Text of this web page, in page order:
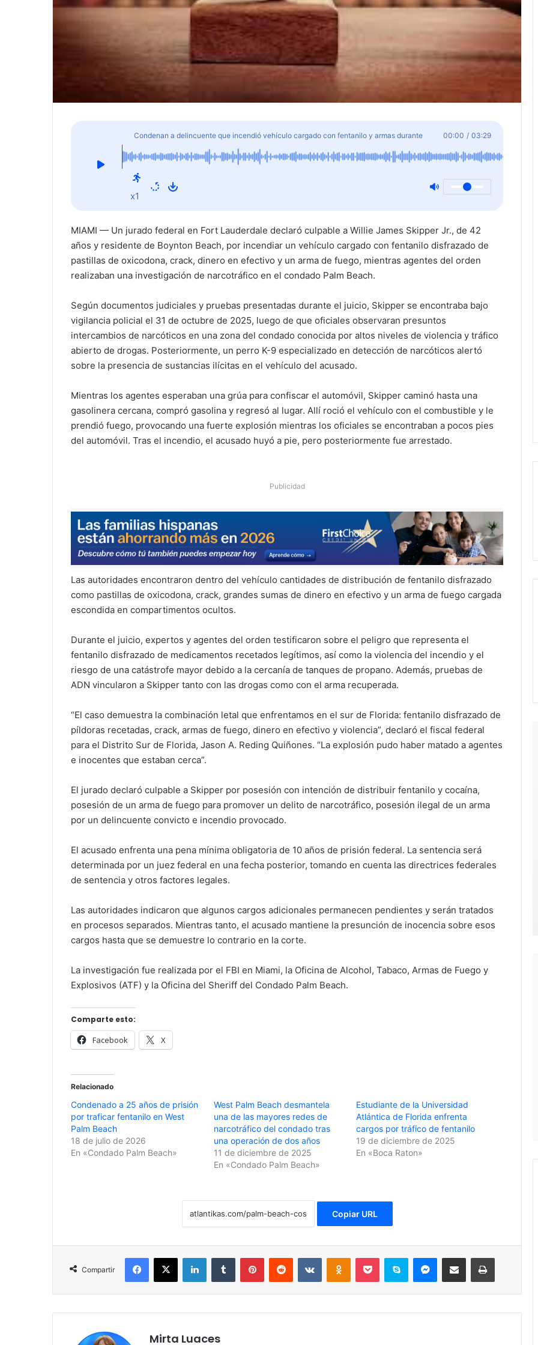
Condenan a delincuente que incendió vehículo cargado con fentanilo y armas durante
operativo en Palm Beach
00:00 / 03:29
x1
MIAMI — Un jurado federal en Fort Lauderdale declaró culpable a Willie James Skipper Jr., de 42
años y residente de Boynton Beach, por incendiar un vehículo cargado con fentanilo disfrazado de
pastillas de oxicodona, crack, dinero en efectivo y un arma de fuego, mientras agentes del orden
realizaban una investigación de narcotráfico en el condado Palm Beach.
Según documentos judiciales y pruebas presentadas durante el juicio, Skipper se encontraba bajo
vigilancia policial el 31 de octubre de 2025, luego de que oficiales observaran presuntos
intercambios de narcóticos en una zona del condado conocida por altos niveles de violencia y tráfico
abierto de drogas. Posteriormente, un perro K-9 especializado en detección de narcóticos alertó
sobre la presencia de sustancias ilícitas en el vehículo del acusado.
Mientras los agentes esperaban una grúa para confiscar el automóvil, Skipper caminó hasta una
gasolinera cercana, compró gasolina y regresó al lugar. Allí roció el vehículo con el combustible y le
prendió fuego, provocando una fuerte explosión mientras los oficiales se encontraban a pocos pies
del automóvil. Tras el incendio, el acusado huyó a pie, pero posteriormente fue arrestado.
Publicidad
Las autoridades encontraron dentro del vehículo cantidades de distribución de fentanilo disfrazado
como pastillas de oxicodona, crack, grandes sumas de dinero en efectivo y un arma de fuego cargada
escondida en compartimentos ocultos.
Durante el juicio, expertos y agentes del orden testificaron sobre el peligro que representa el
fentanilo disfrazado de medicamentos recetados legítimos, así como la violencia del incendio y el
riesgo de una catástrofe mayor debido a la cercanía de tanques de propano. Además, pruebas de
ADN vincularon a Skipper tanto con las drogas como con el arma recuperada.
“El caso demuestra la combinación letal que enfrentamos en el sur de Florida: fentanilo disfrazado de
píldoras recetadas, crack, armas de fuego, dinero en efectivo y violencia”, declaró el fiscal federal
para el Distrito Sur de Florida, Jason A. Reding Quiñones. “La explosión pudo haber matado a agentes
e inocentes que estaban cerca”.
El jurado declaró culpable a Skipper por posesión con intención de distribuir fentanilo y cocaína,
posesión de un arma de fuego para promover un delito de narcotráfico, posesión ilegal de un arma
por un delincuente convicto e incendio provocado.
El acusado enfrenta una pena mínima obligatoria de 10 años de prisión federal. La sentencia será
determinada por un juez federal en una fecha posterior, tomando en cuenta las directrices federales
de sentencia y otros factores legales.
Las autoridades indicaron que algunos cargos adicionales permanecen pendientes y serán tratados
en procesos separados. Mientras tanto, el acusado mantiene la presunción de inocencia sobre esos
cargos hasta que se demuestre lo contrario en la corte.
La investigación fue realizada por el FBI en Miami, la Oficina de Alcohol, Tabaco, Armas de Fuego y
Explosivos (ATF) y la Oficina del Sheriff del Condado Palm Beach.
Comparte esto:
Facebook X
Relacionado
Condenado a 25 años de prisión
por traficar fentanilo en West
Palm Beach
18 de julio de 2026
En «Condado Palm Beach»
West Palm Beach desmantela
una de las mayores redes de
narcotráfico del condado tras
una operación de dos años
11 de diciembre de 2025
En «Condado Palm Beach»
Estudiante de la Universidad
Atlántica de Florida enfrenta
cargos por tráfico de fentanilo
19 de diciembre de 2025
En «Boca Raton»
Copiar URL
Compartir
Mirta Luaces